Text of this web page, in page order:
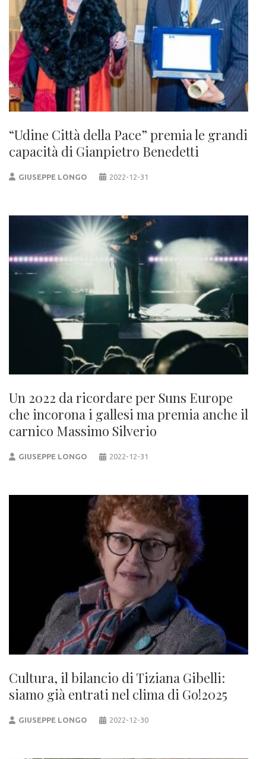
“Udine Città della Pace” premia le grandi
capacità di Gianpietro Benedetti
GIUSEPPE LONGO 2022-12-31
Un 2022 da ricordare per Suns Europe
che incorona i gallesi ma premia anche il
carnico Massimo Silverio
GIUSEPPE LONGO 2022-12-31
Cultura, il bilancio di Tiziana Gibelli:
siamo già entrati nel clima di Go!2025
GIUSEPPE LONGO 2022-12-30